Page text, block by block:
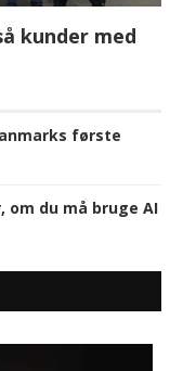
kunder med
første
om du må bruge AI